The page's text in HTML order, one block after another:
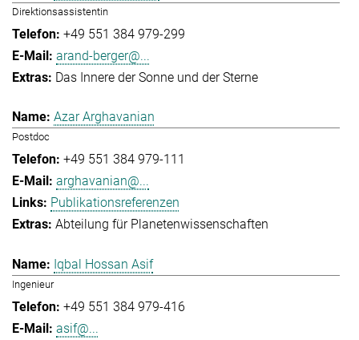
Direktionsassistentin
+49 551 384 979-299
arand-berger@...
Das Innere der Sonne und der Sterne
Azar Arghavanian
Postdoc
+49 551 384 979-111
arghavanian@...
Publikationsreferenzen
Abteilung für Planetenwissenschaften
Iqbal Hossan Asif
Ingenieur
+49 551 384 979-416
asif@...